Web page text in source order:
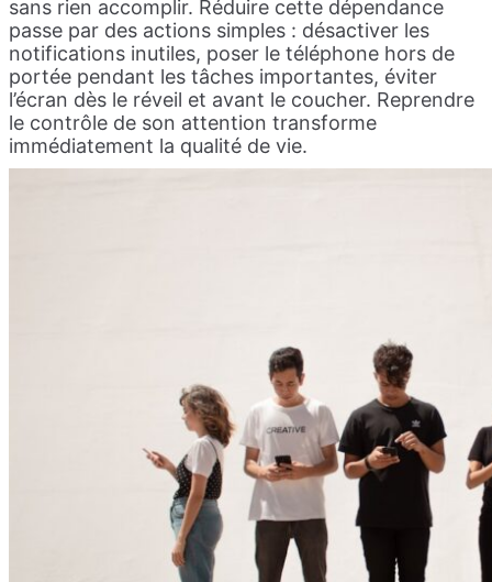
sans rien accomplir. Réduire cette dépendance
passe par des actions simples : désactiver les
notifications inutiles, poser le téléphone hors de
portée pendant les tâches importantes, éviter
l’écran dès le réveil et avant le coucher. Reprendre
le contrôle de son attention transforme
immédiatement la qualité de vie.